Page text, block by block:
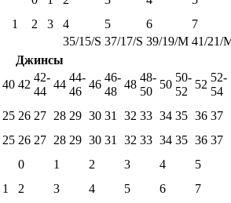
1 2 3 4 5 6
7
35/15/S 37/17/S 39/19/M 41/21/
Джинсы
40 42
42-
44
44
44-
46
46
46-
48
48
48-
50
50
50-
52
52
52-
54
25 26 27 28 29 30 31 32 33 34 35 36 37
25 26 27 28 29 30 31 32 33 34 35 36 37
0 1 2 3 4
5
1 2 3 4 5 6 7